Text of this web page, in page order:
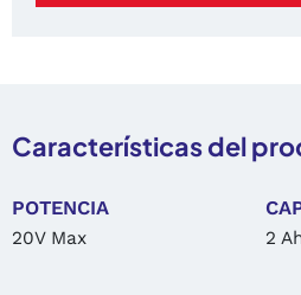
Características del
POTENCIA
20V Max 2